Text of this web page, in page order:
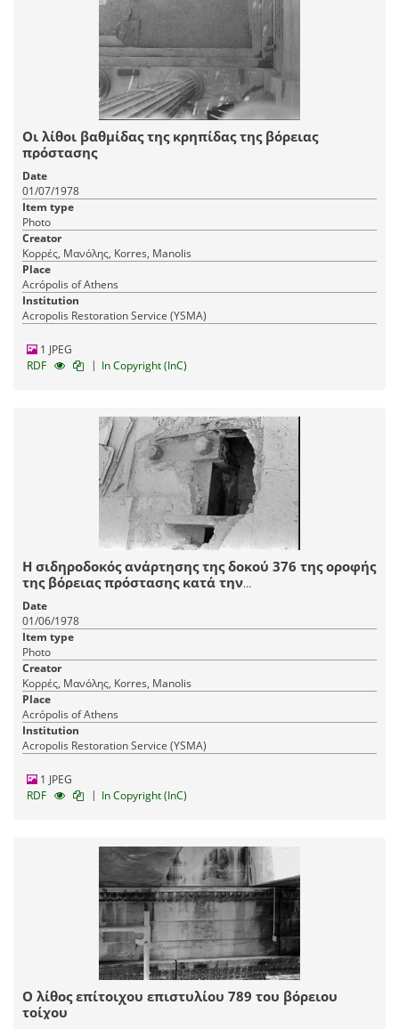
Οι λίθοι βαθμίδας της κρηπίδας της βόρειας
πρόστασης
Date
01/07/1978
Item type
Photo
Creator
Κορρές, Μανόλης, Korres, Manolis
Place
Acrópolis of Athens
Institution
Acropolis Restoration Service (YSMA)
1 JPEG
RDF
| In Copyright (InC)
Η σιδηροδοκός ανάρτησης της δοκού 376 της οροφής
της βόρειας πρόστασης κατά την
αποσυναρμολόγηση
Date
01/06/1978
Item type
Photo
Creator
Κορρές, Μανόλης, Korres, Manolis
Place
Acrópolis of Athens
Institution
Acropolis Restoration Service (YSMA)
1 JPEG
RDF
| In Copyright (InC)
Ο λίθος επίτοιχου επιστυλίου 789 του βόρειου
τοίχου